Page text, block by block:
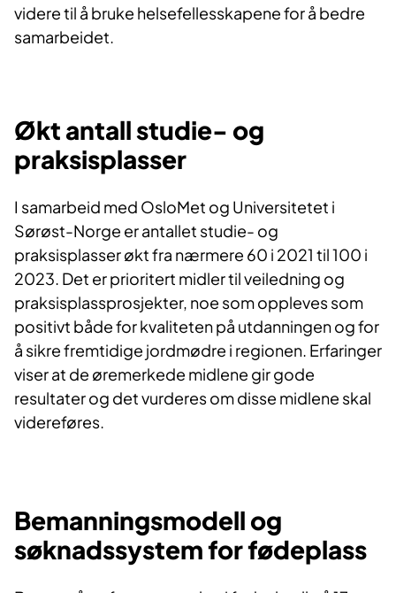
videre til å bruke helsefellesskapene for å bedre
samarbeidet.
Økt antall studie- og
praksisplasser
I samarbeid med OsloMet og Universitetet i
Sørøst-Norge er antallet studie- og
praksisplasser økt fra nærmere 60 i 2021 til 100 i
2023. Det er prioritert midler til veiledning og
praksisplassprosjekter, noe som oppleves som
positivt både for kvaliteten på utdanningen og for
å sikre fremtidige jordmødre i regionen. Erfaringer
viser at de øremerkede midlene gir gode
resultater og det vurderes om disse midlene skal
videreføres.
Bemanningsmodell og
søknadssystem for fødeplass